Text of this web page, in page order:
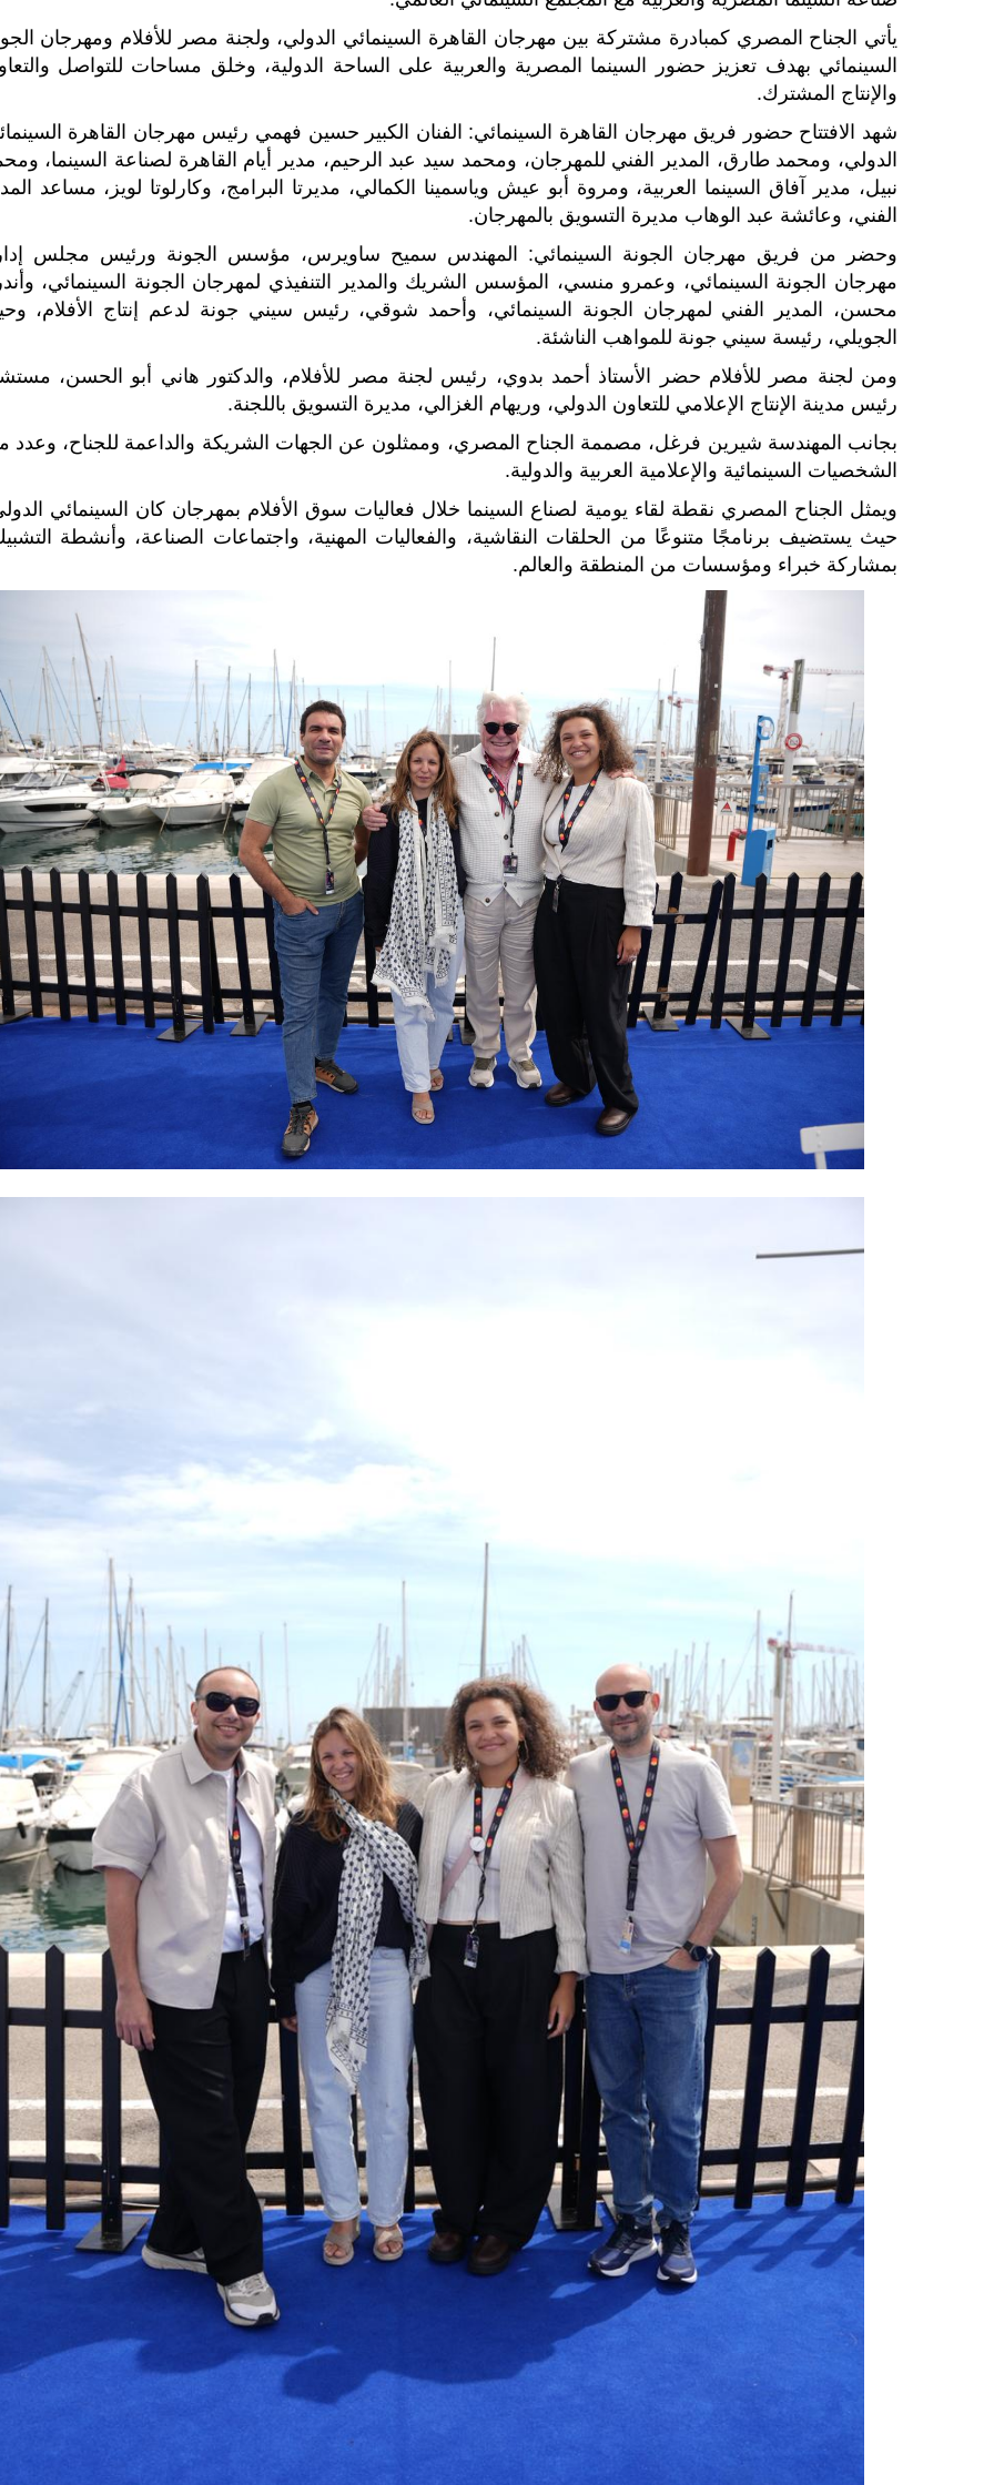
يأتي الجناح المصري كمبادرة مشتركة بين مهرجان القاهرة السينمائي الدولي، ولجنة مصر للأفلام ومهرجان
السينمائي بهدف تعزيز حضور السينما المصرية والعربية على الساحة الدولية، وخلق مساحات للتواصل
والإنتاج المشترك.
شهد الافتتاح حضور فريق مهرجان القاهرة السينمائي: الفنان الكبير حسين فهمي رئيس مهرجان القاهرة
الدولي، ومحمد طارق، المدير الفني للمهرجان، ومحمد سيد عبد الرحيم، مدير أيام القاهرة لصناعة السينما،
نبيل، مدير آفاق السينما العربية، ومروة أبو عيش وياسمينا الكمالي، مديرتا البرامج، وكارلوتا لويز، مساعد
الفني، وعائشة عبد الوهاب مديرة التسويق بالمهرجان.
وحضر من فريق مهرجان الجونة السينمائي: المهندس سميح ساويرس، مؤسس الجونة ورئيس مجلس
مهرجان الجونة السينمائي، وعمرو منسي، المؤسس الشريك والمدير التنفيذي لمهرجان الجونة السينمائي،
محسن، المدير الفني لمهرجان الجونة السينمائي، وأحمد شوقي، رئيس سيني جونة لدعم إنتاج الأفلام،
الجويلي، رئيسة سيني جونة للمواهب الناشئة.
ومن لجنة مصر للأفلام حضر الأستاذ أحمد بدوي، رئيس لجنة مصر للأفلام، والدكتور هاني أبو الحسن،
رئيس مدينة الإنتاج الإعلامي للتعاون الدولي، وريهام الغزالي، مديرة التسويق باللجنة.
بجانب المهندسة شيرين فرغل، مصممة الجناح المصري، وممثلون عن الجهات الشريكة والداعمة للجناح، وعدد
الشخصيات السينمائية والإعلامية العربية والدولية.
ويمثل الجناح المصري نقطة لقاء يومية لصناع السينما خلال فعاليات سوق الأفلام بمهرجان كان السينمائي
حيث يستضيف برنامجًا متنوعًا من الحلقات النقاشية، والفعاليات المهنية، واجتماعات الصناعة، وأنشطة
بمشاركة خبراء ومؤسسات من المنطقة والعالم.